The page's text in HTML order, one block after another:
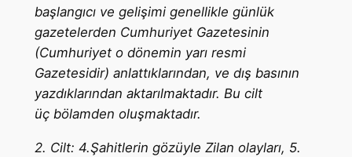
başlangıcı ve gelişimi genellikle günlük
gazetelerden Cumhuriyet Gazetesinin
(Cumhuriyet o dönemin yarı resmi
Gazetesidir) anlattıklarından, ve dış basının
yazdıklarından aktarılmaktadır. Bu cilt
üç bölamden oluşmaktadır.
2. Cilt: 4.Şahitlerin gözüyle Zilan olayları, 5.